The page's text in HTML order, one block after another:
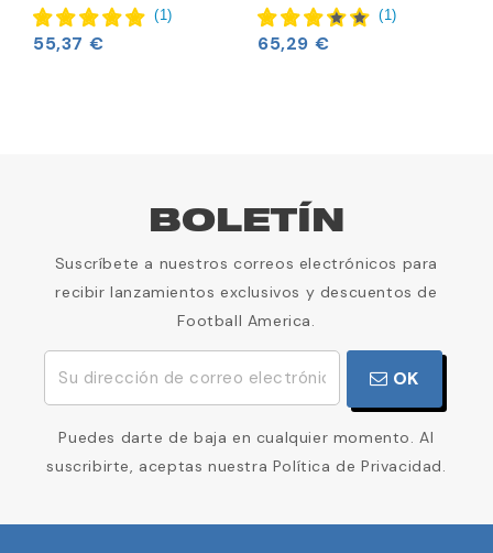
(1)
55,37 €
(1)
65,29 €
BOLETÍN
Suscríbete a nuestros correos electrónicos para
recibir lanzamientos exclusivos y descuentos de
Football America.
OK
Puedes darte de baja en cualquier momento. Al
suscribirte, aceptas nuestra Política de Privacidad.